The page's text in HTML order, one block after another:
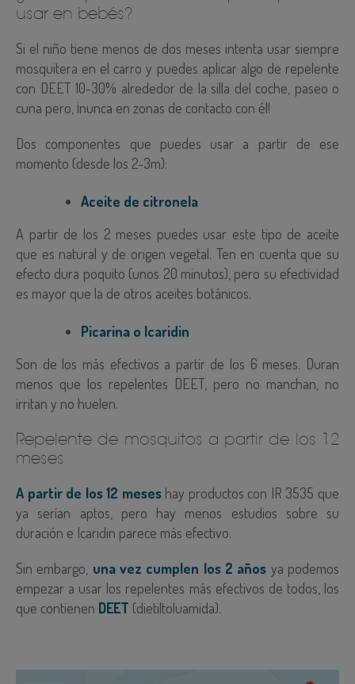
usar en bebés?
Si el niño tiene menos de dos meses intenta usar siempre
mosquitera en el carro y puedes aplicar algo de repelente
con DEET 10-30% alrededor de la silla del coche, paseo o
cuna pero, ¡nunca en zonas de contacto con él!
Dos componentes que puedes usar a partir de ese
momento (desde los 2-3m):
Aceite de citronela
A partir de los 2 meses puedes usar este tipo de aceite
que es natural y de origen vegetal. Ten en cuenta que su
efecto dura poquito (unos 20 minutos), pero su efectividad
es mayor que la de otros aceites botánicos.
Picarina o Icaridin
Son de los más efectivos a partir de los 6 meses. Duran
menos que los repelentes DEET, pero no manchan, no
irritan y no huelen.
Repelente de mosquitos a partir de los 12
meses
A partir de los 12 meseshay productos con IR 3535 que
ya serían aptos, pero hay menos estudios sobre su
duración e Icaridin parece más efectivo.
Sin embargo, una vez cumplen los 2 años ya podemos
empezar a usar los repelentes más efectivos de todos, los
que contienen DEET (dietiltoluamida).